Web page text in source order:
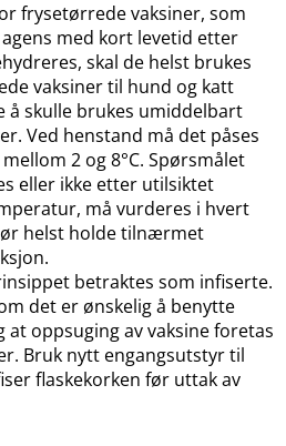
frysetørrede vaksiner, som
med kort levetid etter
skal de helst brukes
vaksiner til hund og katt
å skulle brukes umiddelbart
Ved henstand må det påses
2 og 8°C. Spørsmålet
eller ikke etter utilsiktet
må vurderes i hvert
helst holde tilnærmet
betraktes som infiserte.
det er ønskelig å benytte
oppsuging av vaksine foretas
Bruk nytt engangsutstyr til
flaskekorken før uttak av